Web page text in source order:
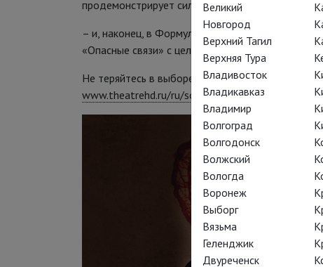
продемонстрирует силу и твердость духа
– и, наконец, в Формула Кино Европа любителей
«Опасные связи» с целой россыпью талантливых
Не теряйтесь в выборе, наша афиша поможет:
www.theatrehd.ru/ru/schedule
Великий
Новгород
Верхний Тагил
Верхняя Тура
Владивосток
Владикавказ
Владимир
Волгоград
Волгодонск
Волжский
Вологда
Воронеж
Выборг
Вязьма
Геленджик
Двуреченск